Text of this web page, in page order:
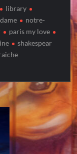
library
notre-
paris my love
shakespear